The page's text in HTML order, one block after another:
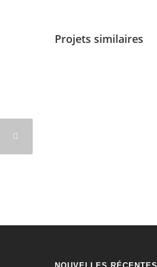
Projets similaires